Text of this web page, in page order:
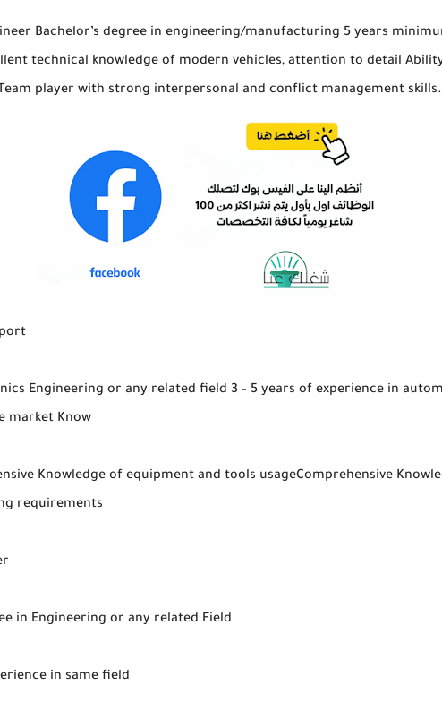
Bachelor’s degree in engineering/manufacturing 5 years
technical knowledge of modern vehicles, attention to detail
player with strong interpersonal and conflict management skills.
Engineering or any related field 3 – 5 years of experience in
market Know
Knowledge of equipment and tools usageComprehensive
requirements
in Engineering or any related Field
in same field